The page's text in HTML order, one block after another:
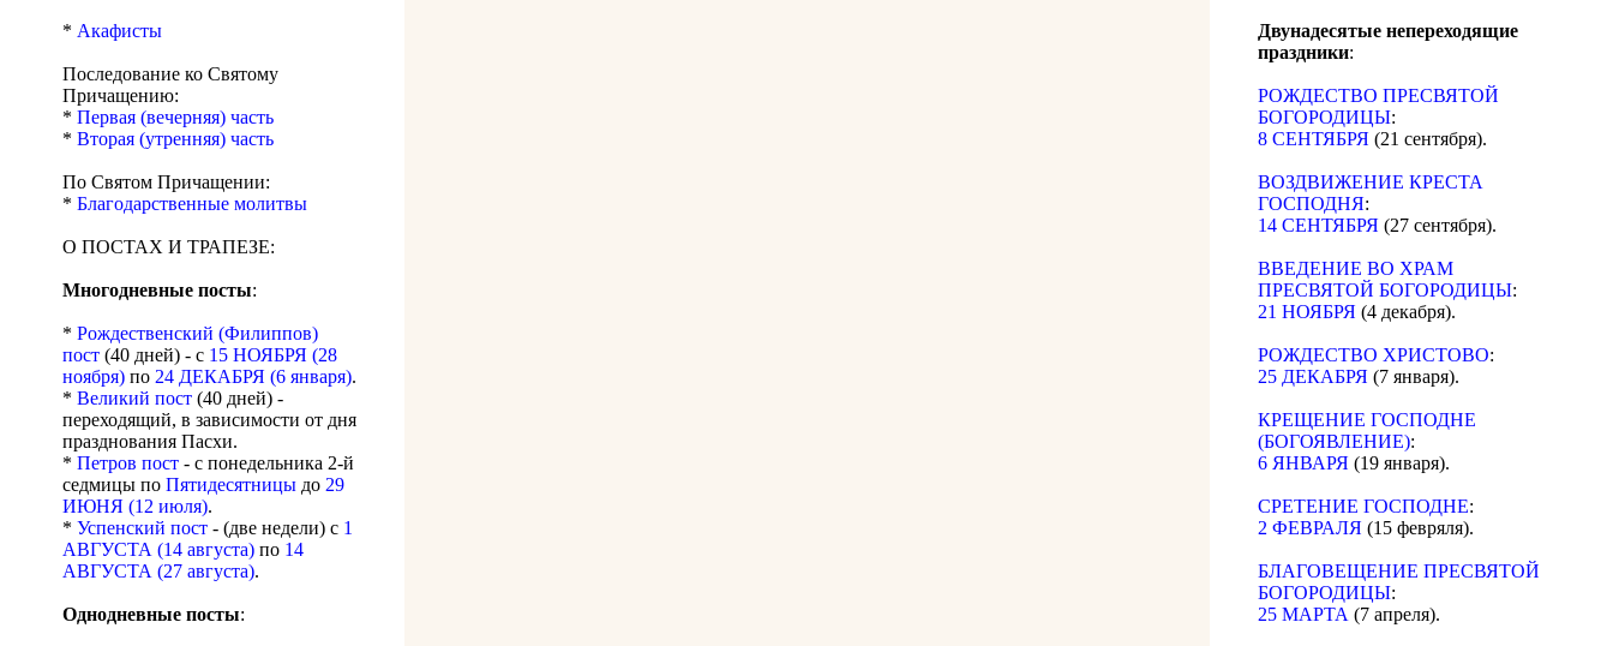
* Акафисты
Последование ко Святому
Причащению:
* Первая (вечерняя) часть
* Вторая (утренняя) часть
По Святом Причащении:
* Благодарственные молитвы
О ПОСТАХ И ТРАПЕЗЕ:
Многодневные посты:
* Рождественский (Филиппов)
пост (40 дней) - с 15 НОЯБРЯ (28
ноября) по 24 ДЕКАБРЯ (6 января).
* Великий пост (40 дней) -
переходящий, в зависимости от дня
празднования Пасхи.
* Петров пост - с понедельника 2-й
седмицы по Пятидесятницы до 29
ИЮНЯ (12 июля).
* Успенский пост - (две недели) с 1
АВГУСТА (14 августа) по 14
АВГУСТА (27 августа).
Однодневные посты:
Двунадесятые непереходящие
праздники:
РОЖДЕСТВО ПРЕСВЯТОЙ
БОГОРОДИЦЫ:
8 СЕНТЯБРЯ (21 сентября).
ВОЗДВИЖЕНИЕ КРЕСТА
ГОСПОДНЯ:
14 СЕНТЯБРЯ (27 сентября).
ВВЕДЕНИЕ ВО ХРАМ
ПРЕСВЯТОЙ БОГОРОДИЦЫ:
21 НОЯБРЯ (4 декабря).
РОЖДЕСТВО ХРИСТОВО:
25 ДЕКАБРЯ (7 января).
КРЕЩЕНИЕ ГОСПОДНЕ
(БОГОЯВЛЕНИЕ):
6 ЯНВАРЯ (19 января).
СРЕТЕНИЕ ГОСПОДНЕ:
2 ФЕВРАЛЯ (15 февряля).
БЛАГОВЕЩЕНИЕ ПРЕСВЯТОЙ
БОГОРОДИЦЫ:
25 МАРТА (7 апреля).